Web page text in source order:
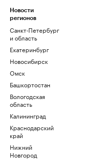
Новости
регионов
Санкт-Петербург
и область
Екатеринбург
Новосибирск
Омск
Башкортостан
Вологодская
область
Калининград
Краснодарский
край
Нижний
Новгород